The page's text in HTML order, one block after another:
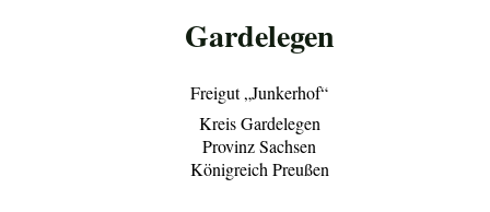
Gardelegen
Freigut „Junkerhof“
Kreis Gardelegen
Provinz Sachsen
Königreich Preußen